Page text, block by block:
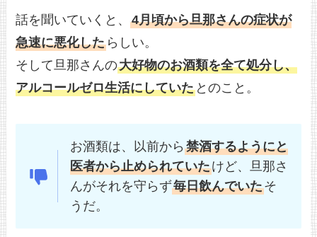
話を聞いていくと、4月頃から旦那さんの症状が
急速に悪化した らしい。
そして旦那さんの大好物のお酒類を全て処分し、
アルコールゼロ生活にしていた とのこと。
お酒類は、以前から 禁酒するようにと
医者から止められていたけど、旦那さ
んがそれを守らず毎日飲んでいたそ
うだ。